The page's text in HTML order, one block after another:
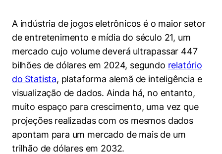
Finanças
Negócios
Políticas Públicas
Sustentabilidade
Tecnologia e Dados
A indústria de jogos eletrônicos é o maior setor
de entretenimento e mídia do século 21, um
mercado cujo volume deverá ultrapassar 447
bilhões de dólares em 2024, segundo relatório
do Statista, plataforma alemã de inteligência e
visualização de dados. Ainda há, no entanto,
muito espaço para crescimento, uma vez que
projeções realizadas com os mesmos dados
apontam para um mercado de mais de um
trilhão de dólares em 2032.